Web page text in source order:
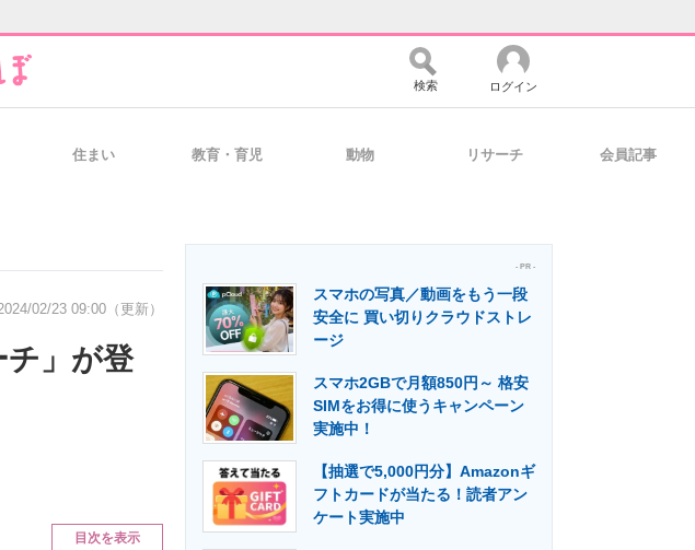
経営リーダーのコミュニティ マーケ×ITの今がよく分かる
製造業のIT導入・活用を支援
エネルギーの専門メディア 建設×テクノロジーの最前線
検索 ログイン
住まい 教育・育児 動物 リサーチ 会員記事
02/23 09:00（更新）
チ」が登
目次を表示
- PR -
スマホの写真／動画をもう一段
安全に 買い切りクラウドストレ
ージ
スマホ2GBで月額850円～ 格安
SIMをお得に使うキャンペーン
実施中！
【抽選で5,000円分】Amazonギ
フトカードが当たる！読者アン
ケート実施中